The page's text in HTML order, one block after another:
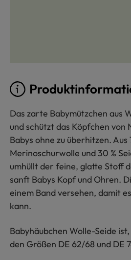
Das zarte Babymützchen aus
und schützt das Köpfchen von
Babys ohne zu überhitzen. Aus
Merinoschurwolle und 30 %
umhüllt der feine, glatte Stoff
sanft Babys Kopf und Ohren.
einem Band versehen, damit
kann.
Babyhäubchen Wolle-Seide
den Größen DE 62/68 und DE